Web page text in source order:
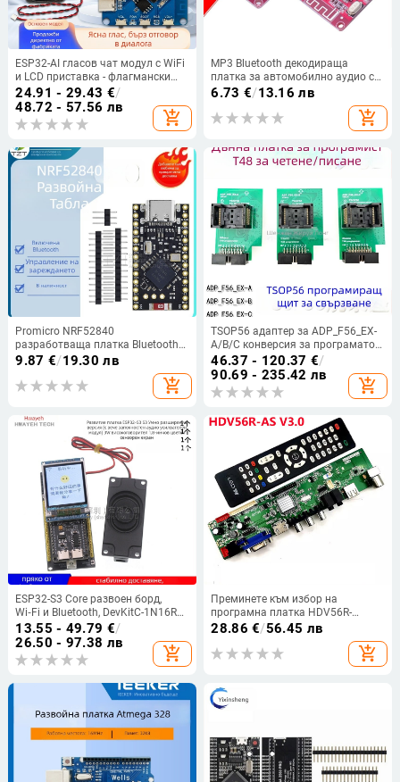
ESP32-AI гласов чат модул с WiFi
и LCD приставка - флагмански
модел (ESP32 AI, WiFi, LCD
приставка, гласов чат)
24.91 - 29.43 €/
48.72 - 57.56 лв
add_shopping_cart
MP3 Bluetooth декодираща
платка за автомобилно аудио с
Type-C USB интерфейс, WAVGAT –
мощност
6.73 €/13.16 лв
add_shopping_cart
Promicro NRF52840
разработваща платка Bluetooth
Mesh 2.4 GHz, NRF52840 чип,
подходяща за разнообразни
9.87 €/19.30 лв
add_shopping_cart
TSOP56 адаптер за ADP_F56_EX-
A/B/C конверсия за програматор
T48 — burn-in тест и четене/
писане
46.37 - 120.37 €/
90.69 - 235.42 лв
add_shopping_cart
ESP32-S3 Core развоен борд,
Wi‑Fi и Bluetooth, DevKitC-1N16R8
Xiaozhi AI гласов чат модул
13.55 - 49.79 €/
26.50 - 97.38 лв
add_shopping_cart
Преминете към избор на
програмна платка HDV56R-
ASV3.0 LCD телевизор без
драйвери дънна платка HDVX9
контролна платка 03
28.86 €/56.45 лв
add_shopping_cart